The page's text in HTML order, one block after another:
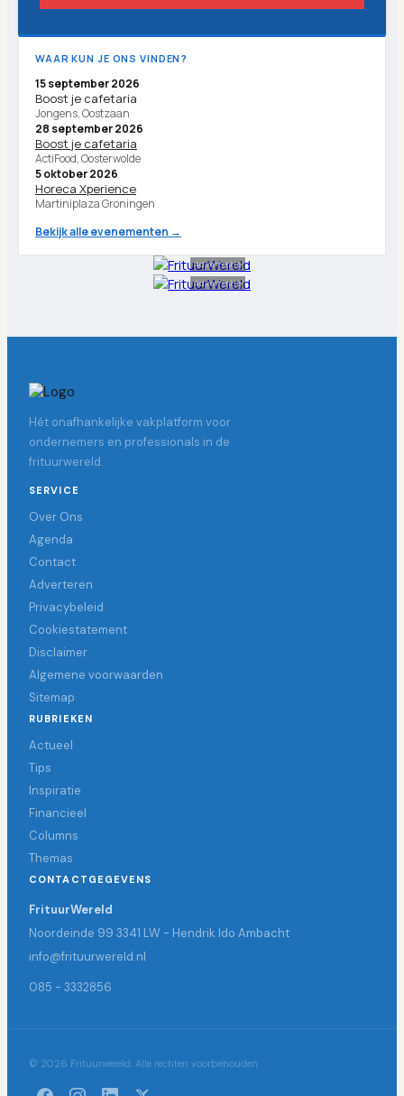
WAAR KUN JE ONS VINDEN?
15 september 2026
Boost je cafetaria
Jongens, Oostzaan
28 september 2026
Boost je cafetaria
ActiFood, Oosterwolde
5 oktober 2026
Horeca Xperience
Martiniplaza Groningen
Bekijk alle evenementen →
Advertentie
Advertentie
Hét onafhankelijke vakplatform voor
ondernemers en professionals in de
frituurwereld.
SERVICE
Over Ons
Agenda
Contact
Adverteren
Privacybeleid
Cookiestatement
Disclaimer
Algemene voorwaarden
Sitemap
RUBRIEKEN
Actueel
Tips
Inspiratie
Financieel
Columns
Themas
CONTACTGEGEVENS
FrituurWereld
Noordeinde 99 3341 LW - Hendrik Ido Ambacht
info@frituurwereld.nl
085 - 3332856
© 2026 Frituurwereld. Alle rechten voorbehouden.